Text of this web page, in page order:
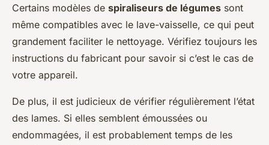
Certains modèles de spiraliseurs de légumes sont
même compatibles avec le lave-vaisselle, ce qui peut
grandement faciliter le nettoyage. Vérifiez toujours les
instructions du fabricant pour savoir si c’est le cas de
votre appareil.
De plus, il est judicieux de vérifier régulièrement l’état
des lames. Si elles semblent émoussées ou
endommagées, il est probablement temps de les